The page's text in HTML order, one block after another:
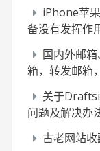
iPhone苹
备没有发挥作
国内外邮
箱，转发邮箱
关于
问题及解决办
古老网站